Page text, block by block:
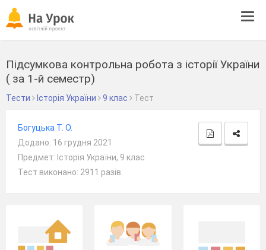
Підсумкова контрольна робота з історії України
( за 1-й семестр)
Тести Історія України 9 клас Тест
Богуцька Т. О.
Додано: 16 грудня 2021
Предмет: Історія України, 9 клас
Тест виконано: 2911 разів